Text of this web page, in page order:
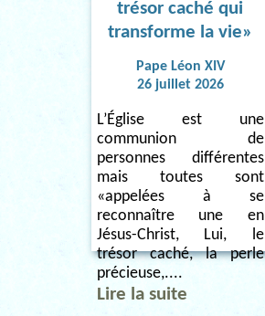
trésor caché qui
transforme la vie»
Pape Léon XIV
26 juillet 2026
L’Église est une
communion de
personnes différentes
mais toutes sont
«appelées à se
reconnaître une en
Jésus-Christ, Lui, le
trésor caché, la perle
précieuse,....
Lire la suite